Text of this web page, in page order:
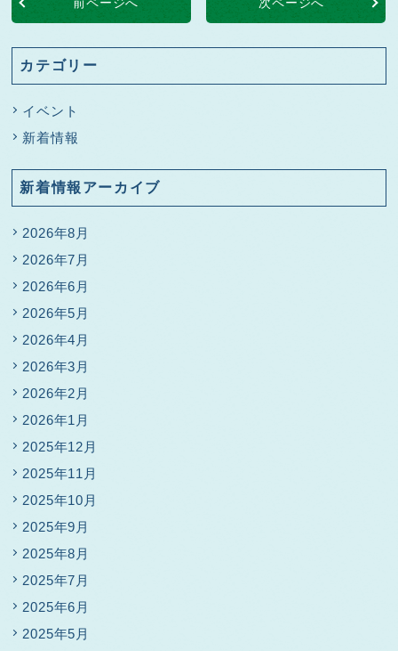
前ページへ 次ページへ
カテゴリー
イベント
新着情報
新着情報アーカイブ
2026年8月
2026年7月
2026年6月
2026年5月
2026年4月
2026年3月
2026年2月
2026年1月
2025年12月
2025年11月
2025年10月
2025年9月
2025年8月
2025年7月
2025年6月
2025年5月